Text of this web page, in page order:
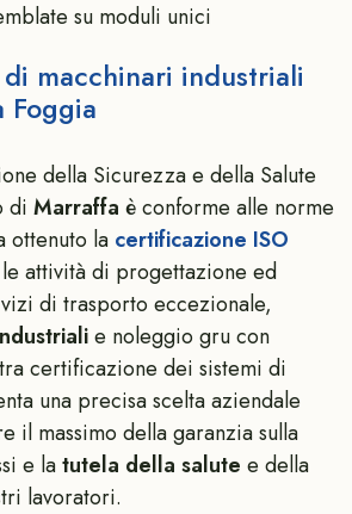
su moduli unici
macchinari industriali
Foggia
della Sicurezza e della Salute
di Marraffa è conforme alle norme
ottenuto la certificazione ISO
attività di progettazione ed
di trasporto eccezionale,
e noleggio gru con
certificazione dei sistemi di
una precisa scelta aziendale
il massimo della garanzia sulla
e latutela della salute e della
lavoratori.